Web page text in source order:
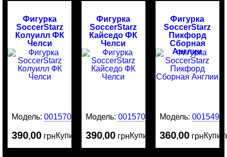
Фигурка
SoccerStarz
Колуилл ФК
Челси
Модель:0015707
390,00 грнКупить
Фигурка
SoccerStarz
Кайседо ФК
Челси
Модель:0015706
390,00 грнКупить
Фигурка
SoccerStarz
Пикфорд
Сборная
Англии
Модель: 0015491
360,00 грн